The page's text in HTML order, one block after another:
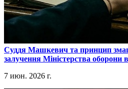
​Суддя Машкевич та принцип
залучення Міністерства оборони
7 июн. 2026 г.